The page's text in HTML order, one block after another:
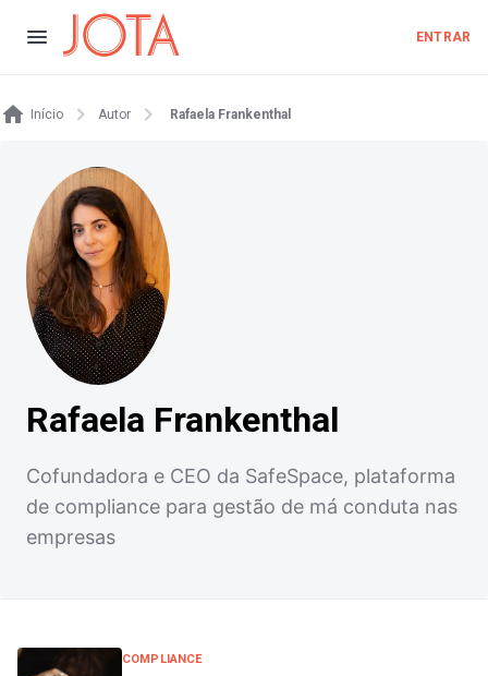
ENTRAR
Início Autor Rafaela Frankenthal
Rafaela Frankenthal
Cofundadora e CEO da SafeSpace, plataforma
de compliance para gestão de má conduta nas
empresas
COMPLIANCE